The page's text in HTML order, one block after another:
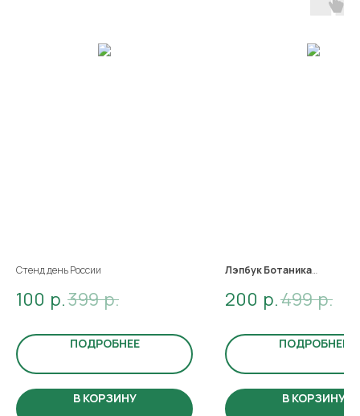
Стенд день России
100 р.399 р.
ПОДРОБНЕЕ
В КОРЗИНУ
Лэпбук Ботаника
Материал включает:
виды растений, этапы роста,
200 р.499 р.
ПОДРОБНЕЕ
В КОРЗИНУ